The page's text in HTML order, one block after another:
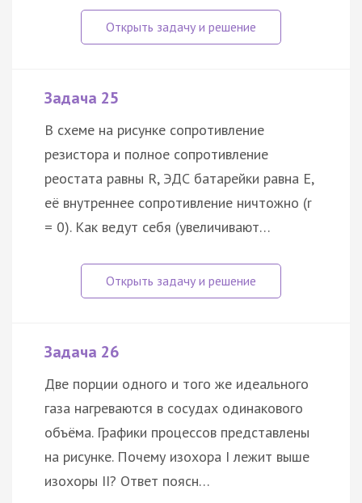
Задача 25
В схеме на рисунке сопротивление
резистора и полное сопротивление
реостата равны R, ЭДС батарейки равна E,
её внутреннее сопротивление ничтожно (r
= 0). Как ведут себя (увеличивают…
Задача 26
Две порции одного и того же идеального
газа нагреваются в сосудах одинакового
объёма. Графики процессов представлены
на рисунке. Почему изохора I лежит выше
изохоры II? Ответ поясн…